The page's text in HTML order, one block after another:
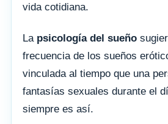
vida cotidiana.
La psicología del sueño
frecuencia de los sueños
vinculada al tiempo que una
fantasías sexuales durante el
siempre es así.